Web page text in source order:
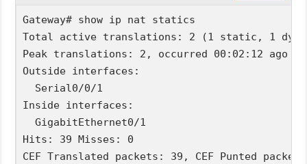
Gateway# show ip nat statics
Total active translations: 2 (1 static, 1
Peak translations: 2, occurred 00:02:12 ago
Outside interfaces:
  Serial0/0/1
Inside interfaces:
  GigabitEthernet0/1
Hits: 39 Misses: 0
CEF Translated packets: 39, CEF Punted